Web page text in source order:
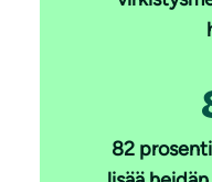
82